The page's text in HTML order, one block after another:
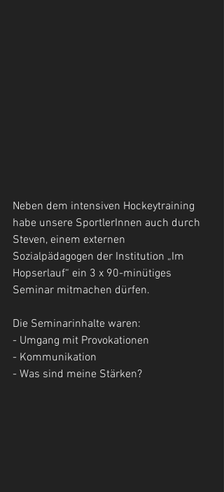
Neben dem intensiven Hockeytraining
habe unsere SportlerInnen auch durch
Steven, einem externen
Sozialpädagogen der Institution „Im
Hopserlauf“ ein 3 x 90-minütiges
Seminar mitmachen dürfen.
Die Seminarinhalte waren:
- Umgang mit Provokationen
- Kommunikation
- Was sind meine Stärken?